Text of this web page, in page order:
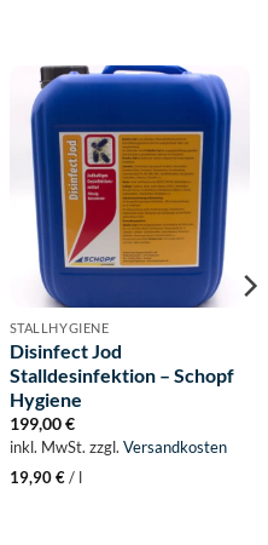
STALLHYGIENE
Disinfect Jod
Stalldesinfektion – Schopf
Hygiene
199,00€
inkl. MwSt. zzgl. Versandkosten
19,90€/ l